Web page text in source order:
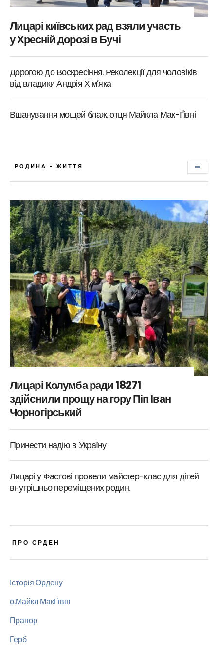
Лицарі київських рад взяли участь
у Хресній дорозі в Бучі
Дорогою до Воскресіння. Реколекції для чоловіків
від владики Андрія Хім’яка
Вшанування мощей блаж. отця Майкла Мак-Ґівні
РОДИНА - ЖИТТЯ
Лицарі Колумба ради 18271
здійснили прощу на гору Піп Іван
Чорногірський
Принести надію в Україну
Лицарі у Фастові провели майстер-клас для дітей
внутрішньо переміщених родин.
ПРО ОРДЕН
Історія Ордену
о.Майкл МакҐівні
Прапор
Герб